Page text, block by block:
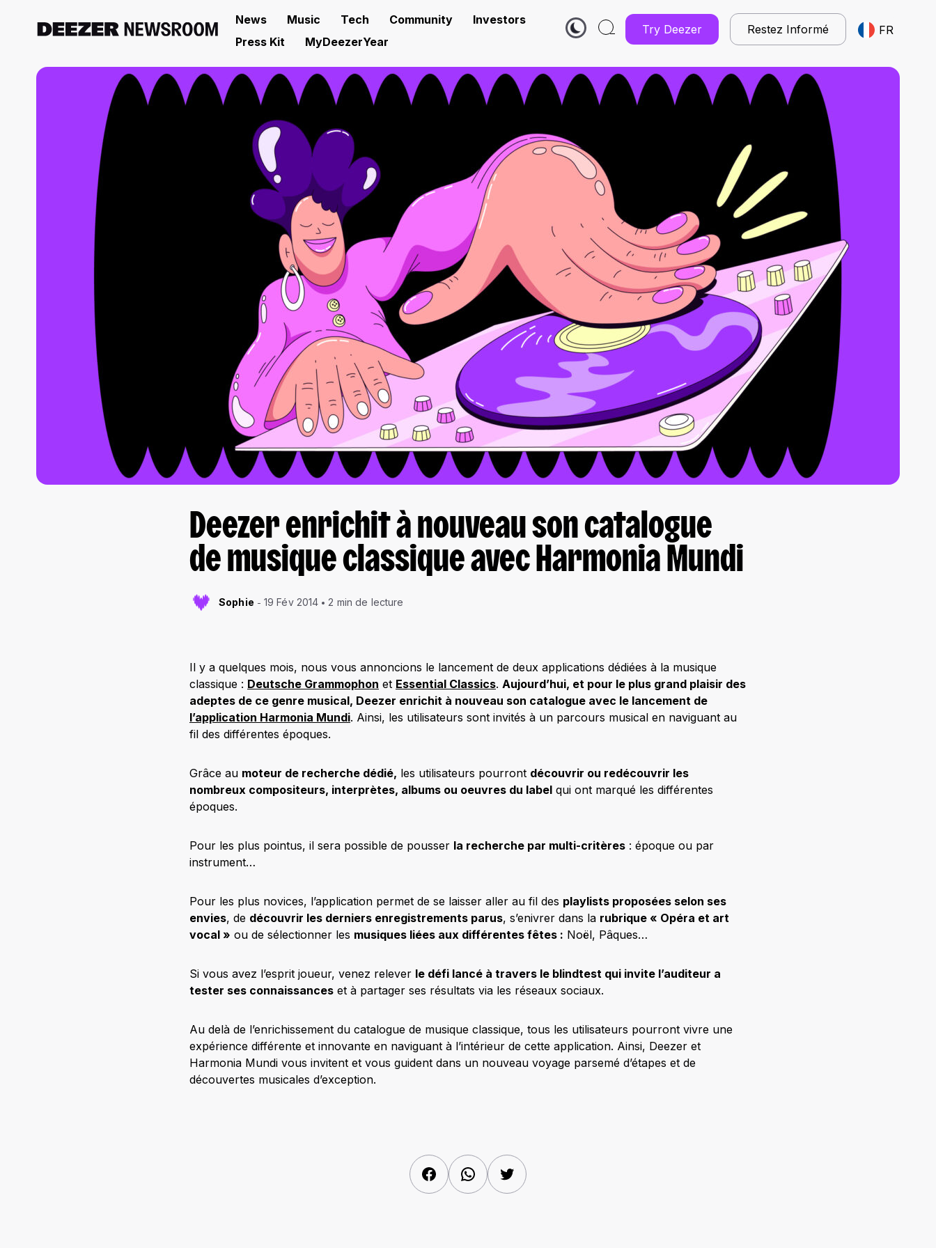
News Music Tech Community
Investors
Press Kit
MyDeezerYear
Try Deezer Restez Informé FR
Deezer enrichit à nouveau son catalogue
de musique classique avec Harmonia Mundi
Sophie 19 Fév 2014 2 min de lecture
Il y a quelques mois, nous vous annoncions le lancement de deux applications dédiées à la musique
classique : Deutsche Grammophon et Essential Classics. Aujourd’hui, et pour le plus grand plaisir des
adeptes de ce genre musical, Deezer enrichit à nouveau son catalogue avec le lancement de
l’application Harmonia Mundi. Ainsi, les utilisateurs sont invités à un parcours musical en naviguant au
fil des différentes époques.
Grâce au moteur de recherche dédié, les utilisateurs pourront découvrir ou redécouvrir les
nombreux compositeurs, interprètes, albums ou oeuvres du label qui ont marqué les différentes
époques.
Pour les plus pointus, il sera possible de pousser la recherche par multi-critères : époque ou par
instrument…
Pour les plus novices, l’application permet de se laisser aller au fil des playlists proposées selon ses
envies, de découvrir les derniers enregistrements parus, s’enivrer dans la rubrique « Opéra et art
vocal » ou de sélectionner les musiques liées aux différentes fêtes : Noël, Pâques…
Si vous avez l’esprit joueur, venez relever le défi lancé à travers le blindtest qui invite l’auditeur a
tester ses connaissances et à partager ses résultats via les réseaux sociaux.
Au delà de l’enrichissement du catalogue de musique classique, tous les utilisateurs pourront vivre une
expérience différente et innovante en naviguant à l’intérieur de cette application. Ainsi, Deezer et
Harmonia Mundi vous invitent et vous guident dans un nouveau voyage parsemé d’étapes et de
découvertes musicales d’exception.
FacebookWhatsAppTwitter